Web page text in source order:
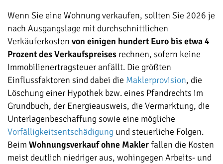
Wenn Sie eine Wohnung verkaufen, sollten Sie 2026 je
nach Ausgangslage mit durchschnittlichen
Verkäuferkosten von einigen hundert Euro bis etwa 4
Prozent des Verkaufspreises rechnen, sofern keine
Immobilienertragsteuer anfällt. Die größten
Einflussfaktoren sind dabei die Maklerprovision, die
Löschung einer Hypothek bzw. eines Pfandrechts im
Grundbuch, der Energieausweis, die Vermarktung, die
Unterlagenbeschaffung sowie eine mögliche
Vorfälligkeitsentschädigung und steuerliche Folgen.
Beim Wohnungsverkauf ohne Maklerfallen die Kosten
meist deutlich niedriger aus, wohingegen Arbeits- und